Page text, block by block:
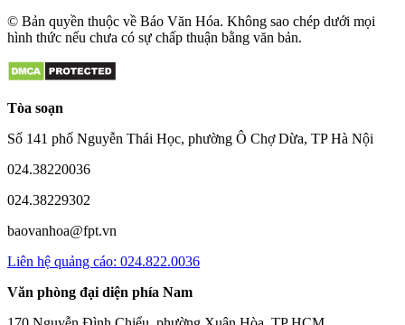
© Bản quyền thuộc về Báo Văn Hóa. Không sao chép dưới mọi
hình thức nếu chưa có sự chấp thuận bằng văn bản.
Tòa soạn
Số 141 phố Nguyễn Thái Học, phường Ô Chợ Dừa, TP Hà Nội
024.38220036
024.38229302
baovanhoa@fpt.vn
Liên hệ quảng cáo: 024.822.0036
Văn phòng đại diện phía Nam